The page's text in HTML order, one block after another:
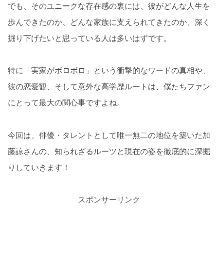
でも、そのユニークな存在感の裏には、彼がどんな人生を
歩んできたのか、どんな家族に支えられてきたのか、深く
掘り下げたいと思っている人は多いはずです。
特に「実家がボロボロ」という衝撃的なワードの真相や、
彼の恋愛観、そして意外な高学歴ルートは、僕たちファン
にとって最大の関心事ですよね。
今回は、俳優・タレントとして唯一無二の地位を築いた加
藤諒さんの、知られざるルーツと現在の姿を徹底的に深掘
りしていきます！
スポンサーリンク